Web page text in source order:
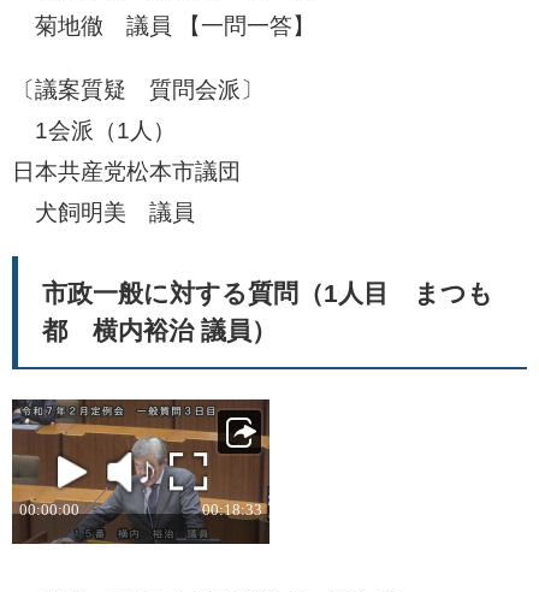
菊地徹 議員 【一問一答】
〔議案質疑 質問会派〕
1会派（1人）
日本共産党松本市議団
犬飼明美 議員
市政一般に対する質問（1人目 まつも
都 横内裕治 議員）